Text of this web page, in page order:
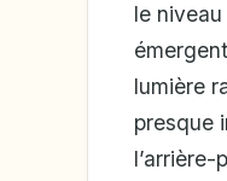
le
lumière
presque